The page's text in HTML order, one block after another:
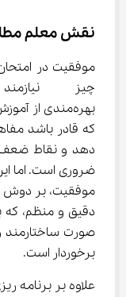
نقش معلم
موفقیت در
چیز
که قادر باشد
دهد و نقاط ضعف
ضروری است. اما
موفقیت، بر
دقیق و منظم، که
صورت ساختارمند
برخوردار است.
علاوه بر برنامه